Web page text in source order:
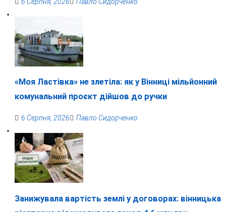
«Моя Ластівка» не злетіла: як у Вінниці мільйонний
комунальний проєкт дійшов до ручки
6 Серпня, 2026 Павло Сидорченко
Занижувала вартість землі у договорах: вінницька